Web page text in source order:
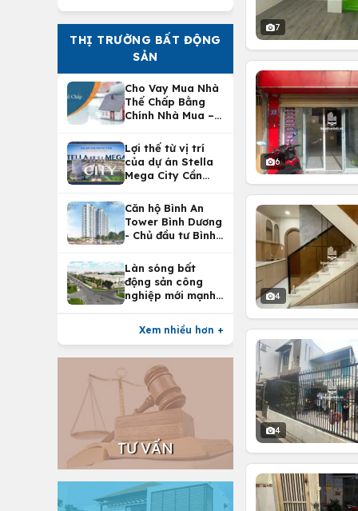
THỊ TRƯỜNG BẤT ĐỘNG
SẢN
Cho Vay Mua Nhà
Thế Chấp Bằng
Chính Nhà Mua –
Nhà Tại
Vietcombank
Lợi thế từ vị trí
của dự án Stella
Mega City Cần
Căn hộ Bình An
Tower Bình Dương
- Chủ đầu tư Bình
Làn sóng bất
động sản công
nghiệp mới mạnh
Xem nhiều hơn +
TƯ VẤN
7
6
4
4